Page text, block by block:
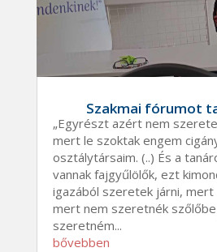
Szakmai fórumot
„Egyrészt azért nem
mert le szoktak engem
osztálytársaim. (..) És a
vannak fajgyűlölők, ezt
igazából szeretek járni,
mert nem szeretnék
szeretném...
bővebben